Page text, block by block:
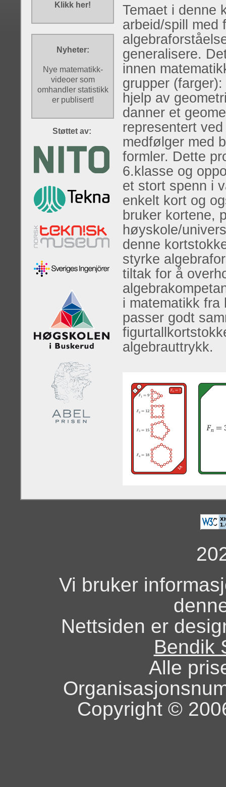
Temaet i denne
arbeid/spill med
generalisere.
innen
grupper
hjelp av
danner et
representert
medfølger med
formler. Dette
6.klasse og
et stort spenn i
enkelt kort og
bruker kortene,
høyskole/
denne
styrke
tiltak for å
i matematikk fra
passer godt
algebrauttrykk.
Klikk her!
Nyheter:
Nye matematikk-
videoer som
omhandler statistikk
er publisert!
Støttet av:
Vi bruker
Nettsiden er
Bendik
Alle
Copyright ©